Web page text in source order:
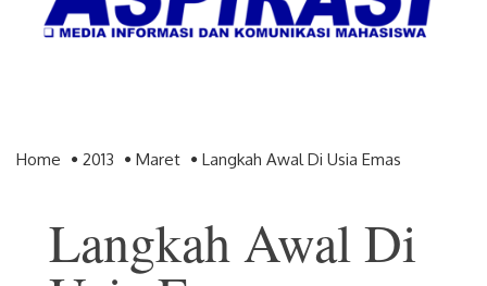
Home 2013 Maret Langkah Awal Di Usia Emas
Langkah Awal Di